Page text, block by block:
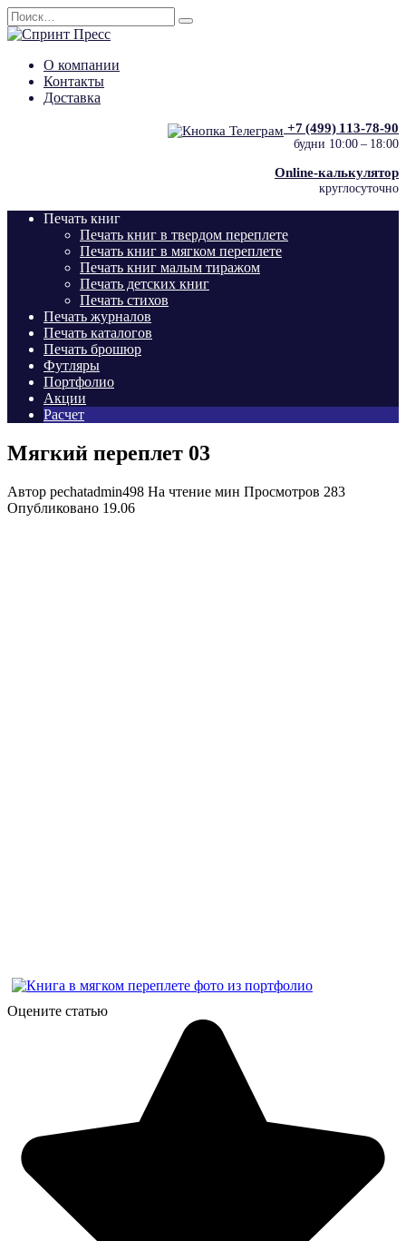
Перейти
к
содержанию
Search
for:
О компании
Контакты
Доставка
+7 (499) 113‑78‑90
будни 10:00 – 18:00
Online-калькулятор
круглосуточно
Печать книг
Печать книг в твердом переплете
Печать книг в мягком переплете
Печать книг малым тиражом
Печать детских книг
Печать стихов
Печать журналов
Печать каталогов
Печать брошюр
Футляры
Портфолио
Акции
Расчет
Мягкий переплет 03
Автор pechatadmin498 На чтение мин Просмотров 283
Опубликовано 19.06
Оцените статью